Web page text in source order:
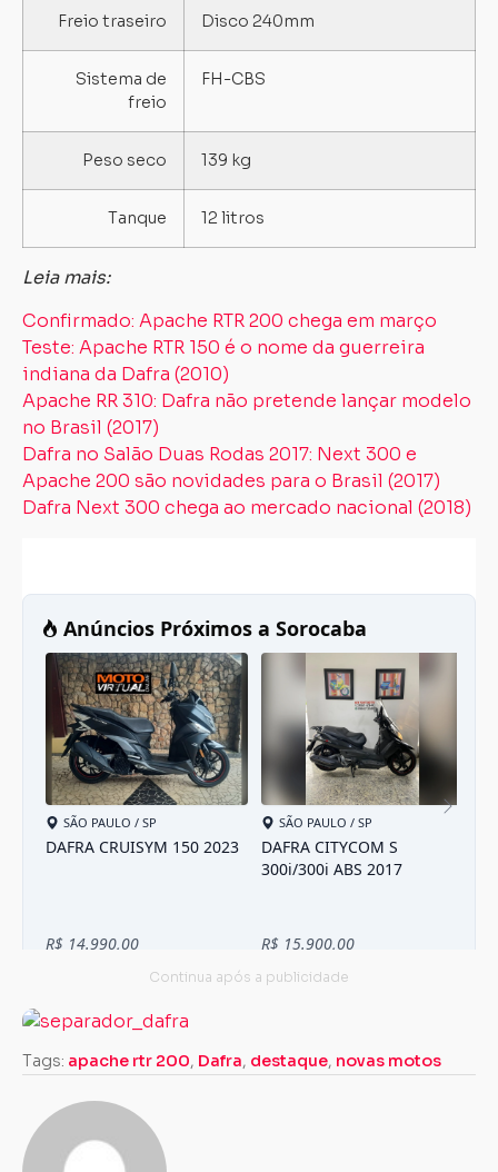
Freio traseiro Disco 240mm
Sistema de
freio
FH-CBS
Peso seco 139 kg
Tanque 12 litros
Leia mais:
Confirmado: Apache RTR 200 chega em março
Teste: Apache RTR 150 é o nome da guerreira
indiana da Dafra (2010)
Apache RR 310: Dafra não pretende lançar modelo
no Brasil (2017)
Dafra no Salão Duas Rodas 2017: Next 300 e
Apache 200 são novidades para o Brasil (2017)
Dafra Next 300 chega ao mercado nacional (2018)
Tags: apache rtr 200, Dafra, destaque, novas motos